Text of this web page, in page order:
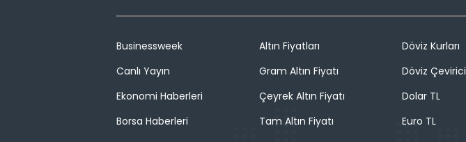
Businessweek
Canlı Yayın
Ekonomi Haberleri
Borsa Haberleri
Altın Fiyatları
Gram Altın Fiyatı
Çeyrek Altın Fiyatı
Tam Altın Fiyatı
Döviz Kurları
Döviz Çevirici
Dolar TL
Euro TL